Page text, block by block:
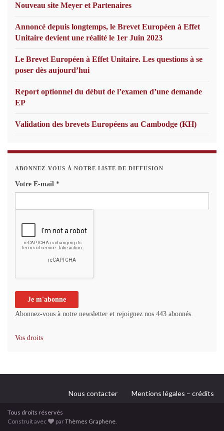
Nouveau site Meyer et Partenaires
Annoncé depuis longtemps, le Brevet Européen à Effet
Unitaire devient une réalité le 1er Juin 2023
Le Brevet Européen à Effet Unitaire. Les questions à se
poser dès aujourd’hui
Report optionnel du début de l’examen d’une demande
EP
Validation des brevets Européens au Cambodge (KH)
ABONNEZ-VOUS À NOTRE LISTE DE DIFFUSION
Votre E-mail *
Abonnez-vous à notre newsletter et rejoignez nos 443 abonnés.
Vos droits
Nous contacter Mentions légales – crédits
Tous droits réservés
Construit avec
parThèmes Graphene